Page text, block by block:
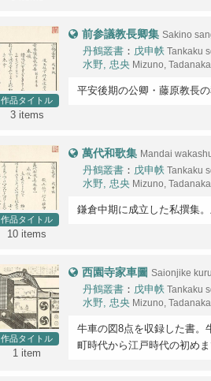
作品タイトル
3 items
前参議教長卿集 Sakino
丹鶴叢書： 戊申帙 Tankaku
水野, 忠央Mizuno,
平安後期の公卿・藤原教長
作品タイトル
10 items
萬代和歌集 Mandai
丹鶴叢書： 戊申帙 Tankaku
水野, 忠央Mizuno,
鎌倉中期に成立した私撰集
作品タイトル
1 item
西園寺家車圖 Saionjike
丹鶴叢書： 戊申帙 Tankaku
水野, 忠央Mizuno,
牛車の図8点を収録した書。
町時代から江戸時代の初め